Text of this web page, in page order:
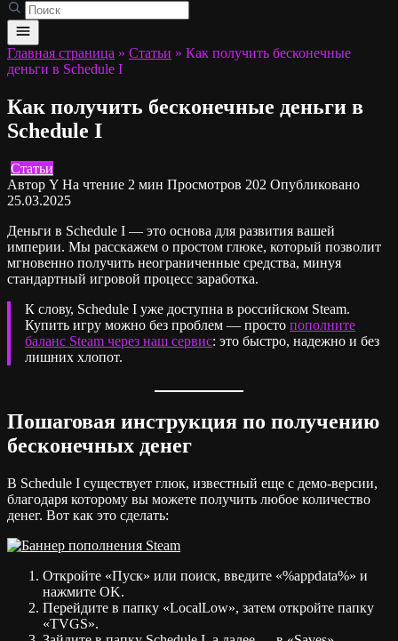
Главная страница » Статьи » Как получить бесконечные
деньги в Schedule I
Как получить бесконечные деньги в
Schedule I
Статьи
Автор Y На чтение 2 мин Просмотров 202 Опубликовано
25.03.2025
Деньги в Schedule I — это основа для развития вашей
империи. Мы расскажем о простом глюке, который позволит
мгновенно получить неограниченные средства, минуя
стандартный игровой процесс заработка.
К слову, Schedule I уже доступна в российском Steam.
Купить игру можно без проблем — просто пополните
баланс Steam через наш сервис: это быстро, надежно и без
лишних хлопот.
Пошаговая инструкция по получению
бесконечных денег
В Schedule I существует глюк, известный еще с демо-версии,
благодаря которому вы можете получить любое количество
денег. Вот как это сделать:
Откройте «Пуск» или поиск, введите «%appdata%» и
нажмите OK.
Перейдите в папку «LocalLow», затем откройте папку
«TVGS».